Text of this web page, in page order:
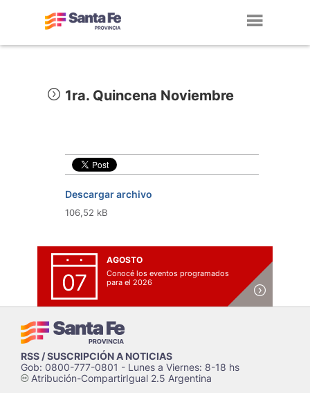
1ra. Quincena Noviembre
Descargar archivo
106,52 kB
07
AGOSTO
Conocé los eventos programados
para el 2026
RSS / SUSCRIPCIÓN A NOTICIAS
Gob: 0800-777-0801 - Lunes a Viernes: 8-18 hs
cAtribución-CompartirIgual 2.5 Argentina